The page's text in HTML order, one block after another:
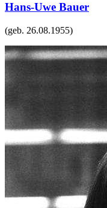
Hans-Uwe Bauer
(geb. 26.08.1955)